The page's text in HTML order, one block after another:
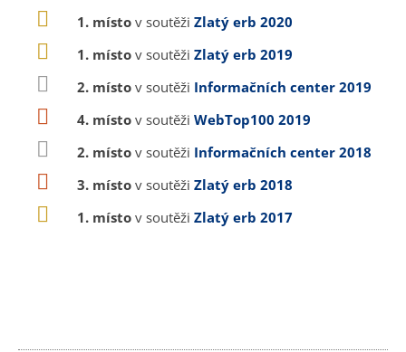
1. místo v soutěži Zlatý erb 2020
1. místo v soutěži Zlatý erb 2019
2. místo v soutěži Informačních center 2019
4. místo v soutěži WebTop100 2019
2. místo v soutěži Informačních center 2018
3. místo v soutěži Zlatý erb 2018
1. místo v soutěži Zlatý erb 2017